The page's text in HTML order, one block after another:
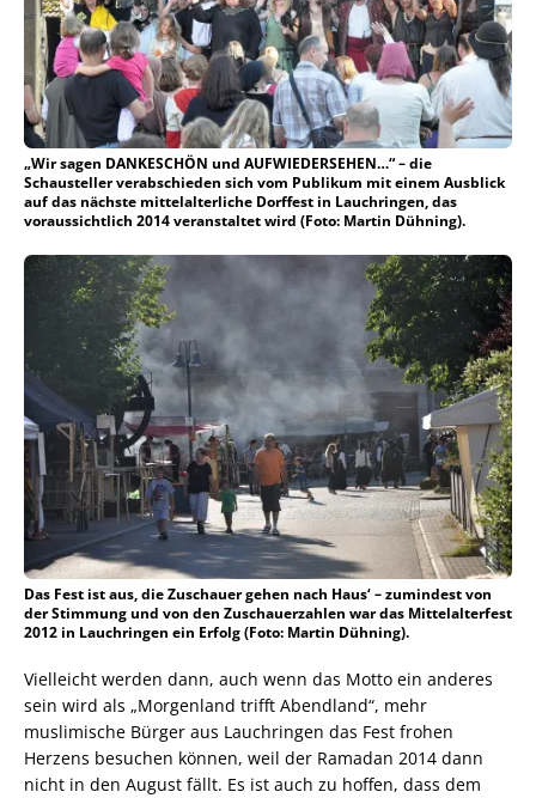
„Wir sagen DANKESCHÖN und AUFWIEDERSEHEN…“ – die
Schausteller verabschieden sich vom Publikum mit einem Ausblick
auf das nächste mittelalterliche Dorffest in Lauchringen, das
voraussichtlich 2014 veranstaltet wird (Foto: Martin Dühning).
Das Fest ist aus, die Zuschauer gehen nach Haus‘ – zumindest von
der Stimmung und von den Zuschauerzahlen war das Mittelalterfest
2012 in Lauchringen ein Erfolg (Foto: Martin Dühning).
Vielleicht werden dann, auch wenn das Motto ein anderes
sein wird als „Morgenland trifft Abendland“, mehr
muslimische Bürger aus Lauchringen das Fest frohen
Herzens besuchen können, weil der Ramadan 2014 dann
nicht in den August fällt. Es ist auch zu hoffen, dass dem